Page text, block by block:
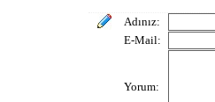
Adınız:
E-Mail:
Yorum: